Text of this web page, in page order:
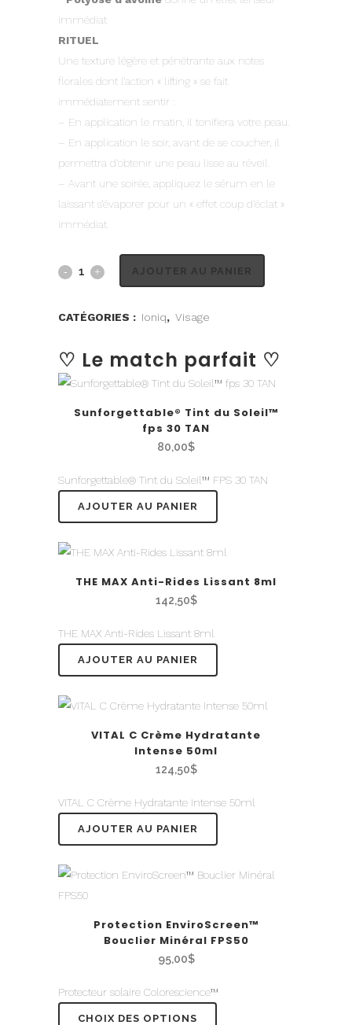
immédiat
RITUEL
Une texture légère et pénétrante aux notes
florales dont l’action « lifting » se fait
immédiatement sentir :
– En application le matin, il tonifiera votre peau.
– En application le soir, avant de se coucher, il
permettra d’obtenir une peau lisse au réveil.
– Avant une soirée, appliquez le sérum en le
laissant s’évaporer pour un « effet coup d’éclat »
immédiat.
AJOUTER AU PANIER
CATÉGORIES : Ioniq, Visage
♡ Le match parfait ♡
Sunforgettable® Tint du Soleil™
fps 30 TAN
80,00$
Sunforgettable® Tint du Soleil™ FPS 30 TAN
AJOUTER AU PANIER
THE MAX Anti-Rides Lissant 8ml
142,50$
THE MAX Anti-Rides Lissant 8ml
AJOUTER AU PANIER
VITAL C Crème Hydratante
Intense 50ml
124,50$
VITAL C Crème Hydratante Intense 50ml
AJOUTER AU PANIER
Protection EnviroScreen™
Bouclier Minéral FPS50
95,00$
Protecteur solaire Colorescience™
CHOIX DES OPTIONS